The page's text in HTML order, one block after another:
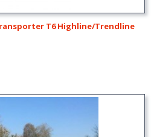
T6 Highline/Trendline